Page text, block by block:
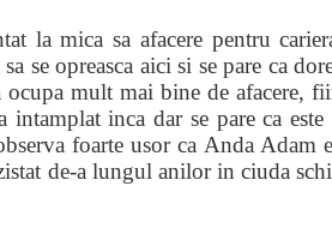
la mica sa afacere pentru
se opreasca aici si se pare ca
ocupa mult mai bine de afacere,
intamplat inca dar se pare ca
foarte usor ca Anda Adam
de-a lungul anilor in ciuda